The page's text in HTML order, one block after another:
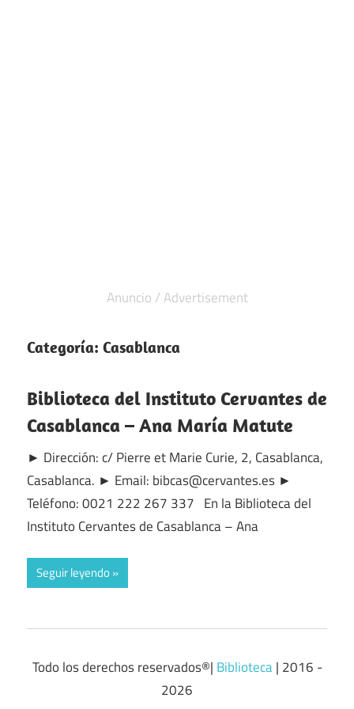
Categoría: Casablanca
Biblioteca del Instituto Cervantes de
Casablanca – Ana María Matute
► Dirección: c/ Pierre et Marie Curie, 2, Casablanca,
Casablanca. ► Email: bibcas@cervantes.es ►
Teléfono: 0021 222 267 337 En la Biblioteca del
Instituto Cervantes de Casablanca – Ana
Seguir leyendo
Todo los derechos reservados®| Biblioteca| 2016 -
2026